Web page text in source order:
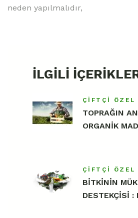
neden yapılmalıdır,
İLGILI
ÇIFTÇI ÖZEL
TOPRAĞIN
ORGANİK
ÇIFTÇI ÖZEL
BİTKİNİN
DESTEKÇİSİ :